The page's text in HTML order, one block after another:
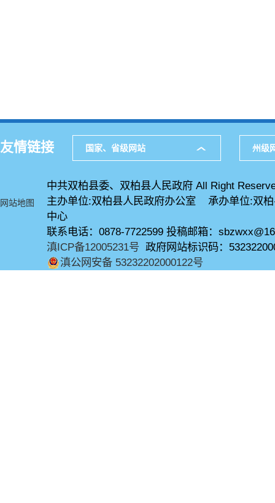
友情链接 国家、省级网站 州级
网站地图
中共双柏县委、双柏县人民政府 All Right
主办单位:双柏县人民政府办公室 承办单位:双
中心
联系电话：0878-7722599 投稿邮箱：
滇ICP备12005231号 政府网站标识码：
滇公网安备 53232202000122号